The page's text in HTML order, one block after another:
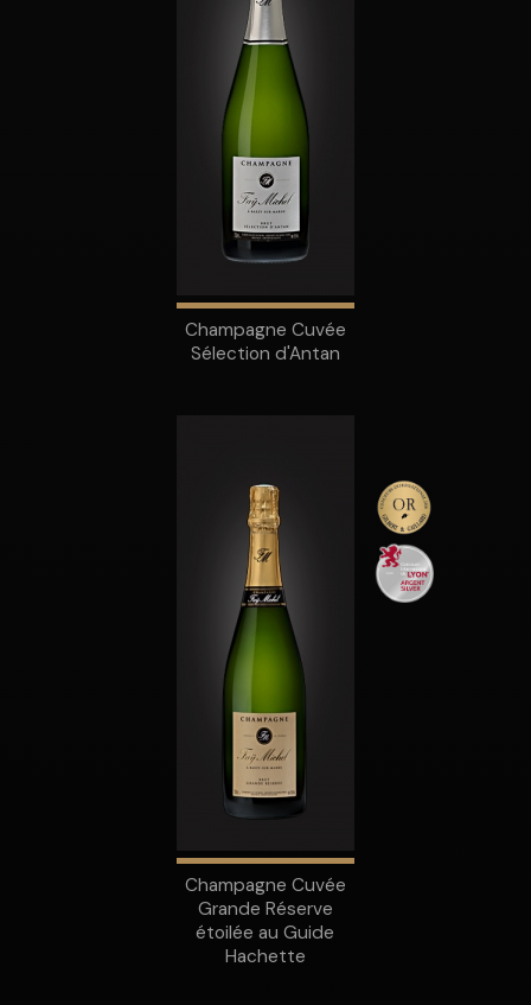
Champagne Cuvée
Sélection d'Antan
Champagne Cuvée
Grande Réserve
étoilée au Guide
Hachette